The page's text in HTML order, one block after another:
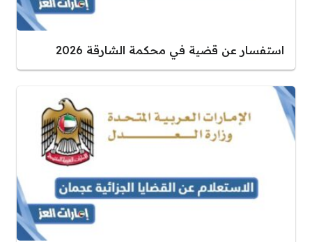
استفسار عن قضية في محكمة الشارقة 2026